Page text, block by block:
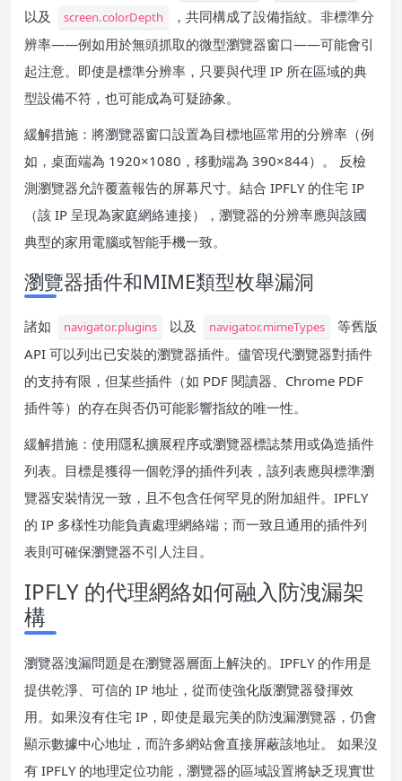
以及 screen.colorDepth
，共同構成了設備指紋。非標準分
辨率——例如用於無頭抓取的微型瀏覽器窗口——可能會引
起注意。即使是標準分辨率，只要與代理 IP 所在區域的典
型設備不符，也可能成為可疑跡象。
緩解措施：將瀏覽器窗口設置為目標地區常用的分辨率（例
如，桌面端為 1920×1080，移動端為 390×844）。 反檢
測瀏覽器允許覆蓋報告的屏幕尺寸。結合 IPFLY 的住宅 IP
（該 IP 呈現為家庭網絡連接），瀏覽器的分辨率應與該國
典型的家用電腦或智能手機一致。
瀏覽器插件和MIME類型枚舉漏洞
諸如 navigator.plugins 以及 navigator.mimeTypes
等舊版
API 可以列出已安裝的瀏覽器插件。儘管現代瀏覽器對插件
的支持有限，但某些插件（如 PDF 閱讀器、Chrome PDF
插件等）的存在與否仍可能影響指紋的唯一性。
緩解措施：使用隱私擴展程序或瀏覽器標誌禁用或偽造插件
列表。目標是獲得一個乾淨的插件列表，該列表應與標準瀏
覽器安裝情況一致，且不包含任何罕見的附加組件。IPFLY
的 IP 多樣性功能負責處理網絡端；而一致且通用的插件列
表則可確保瀏覽器不引人注目。
IPFLY 的代理網絡如何融入防洩漏架
構
瀏覽器洩漏問題是在瀏覽器層面上解決的。IPFLY 的作用是
提供乾淨、可信的 IP 地址，從而使強化版瀏覽器發揮效
用。如果沒有住宅 IP，即使是最完美的防洩漏瀏覽器，仍會
顯示數據中心地址，而許多網站會直接屏蔽該地址。 如果沒
有 IPFLY 的地理定位功能，瀏覽器的區域設置將缺乏現實世